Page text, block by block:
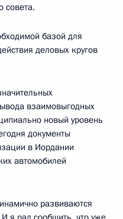
совета.
базой для
деловых кругов
взаимовыгодных
новый уровень
документы
в Иордании
автомобилей
развиваются